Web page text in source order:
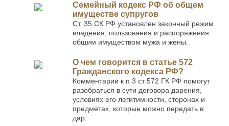
Семейный кодекс РФ об общем
имуществе супругов
Ст. 35 СК РФ установлен законный режим
владения, пользования и распоряжения
общим имуществом мужа и жены.
О чем говорится в статье 572
Гражданского кодекса РФ?
Комментарии к п 3 ст 572 ГК РФ помогут
разобраться в сути договора дарения,
условиях его легитимности, сторонах и
предметах, которые можно передать в
дар.